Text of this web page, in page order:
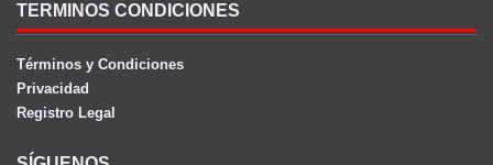
TERMINOS CONDICIONES
Términos y Condiciones
Privacidad
Registro Legal